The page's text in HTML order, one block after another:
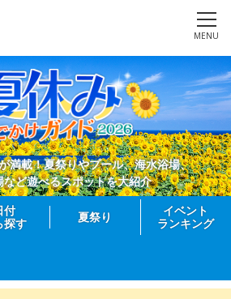
MENU
満載！夏祭りやプール、海水浴場、
など遊べるスポットを大紹介
付
探す
夏祭り
イベント
ランキング